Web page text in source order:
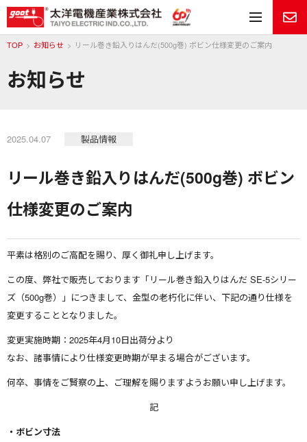
メ
お知らせ
TOP お知らせ リール巻き鉛入りはんだ(500g巻) ボビン仕様変更のご案内
2025.04.07 製品情報
リール巻き鉛入りはんだ(500g巻) ボビン
仕様変更のご案内
平素は格別のご高配を賜り、厚く御礼申し上げます。
この度、弊社で販売しております「リール巻き鉛入りはんだ SE-5シリー
ズ（500g巻）」につきまして、金型の老朽化に伴い、下記の通り仕様を
変更することとなりました。
変更実施時期：2025年4月10日出荷分より
なお、諸事情により仕様変更時期が早まる場合がございます。
何卒、事情をご賢察の上、ご理解を賜りますようお願い申し上げます。
記
・ボビン寸法